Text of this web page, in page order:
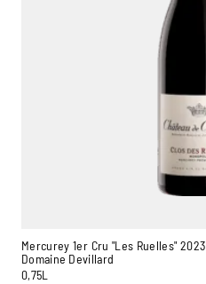
Mercurey 1er Cru "Les Ruelles" 2023
Domaine Devillard
0,75L